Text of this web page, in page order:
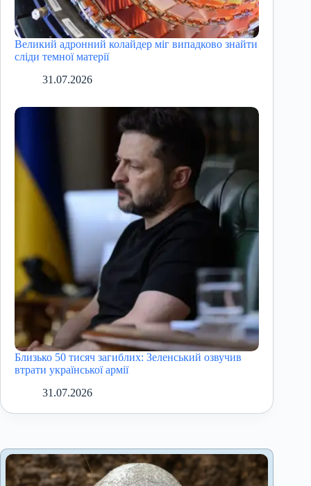
Великий адронний колайдер міг випадково знайти
сліди темної матерії
31.07.2026
Близько 50 тисяч загиблих: Зеленський озвучив
втрати української армії
31.07.2026